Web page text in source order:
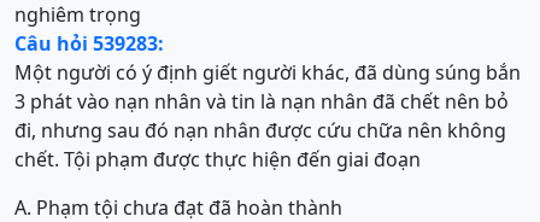
nghiêm trọng
Câu hỏi 539283:
Một người có ý định giết người khác, đã dùng súng bắn
3 phát vào nạn nhân và tin là nạn nhân đã chết nên bỏ
đi, nhưng sau đó nạn nhân được cứu chữa nên không
chết. Tội phạm được thực hiện đến giai đoạn
A. Phạm tội chưa đạt đã hoàn thành